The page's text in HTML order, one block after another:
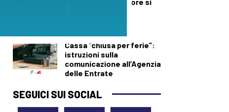
Cassa “chiusa per ferie”:
istruzioni sulla
comunicazione all’Agenzia
delle Entrate
SEGUICI SUI SOCIAL